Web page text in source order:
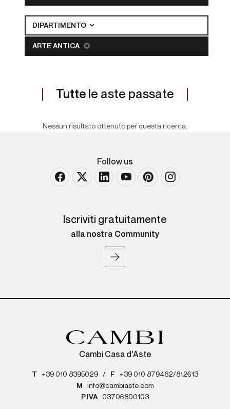
DIPARTIMENTO
ARTE ANTICA
Tutte le aste passate
Nessun risultato ottenuto per questa ricerca.
Follow us
Iscriviti gratuitamente
alla nostra Community
Cambi Casa d'Aste
T +39 010 8395029 / F
+39 010 879482/812613
M
info@cambiaste.com
P.IVA
03706800103